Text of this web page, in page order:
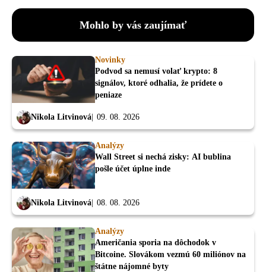
Mohlo by vás zaujímať
Novinky
Podvod sa nemusí volať krypto: 8
signálov, ktoré odhalia, že prídete o
peniaze
Nikola Litvinová 09. 08. 2026
Analýzy
Wall Street si nechá zisky: AI bublina
pošle účet úplne inde
Nikola Litvinová 08. 08. 2026
Analýzy
Američania sporia na dôchodok v
Bitcoine. Slovákom vezmú 60 miliónov na
štátne nájomné byty